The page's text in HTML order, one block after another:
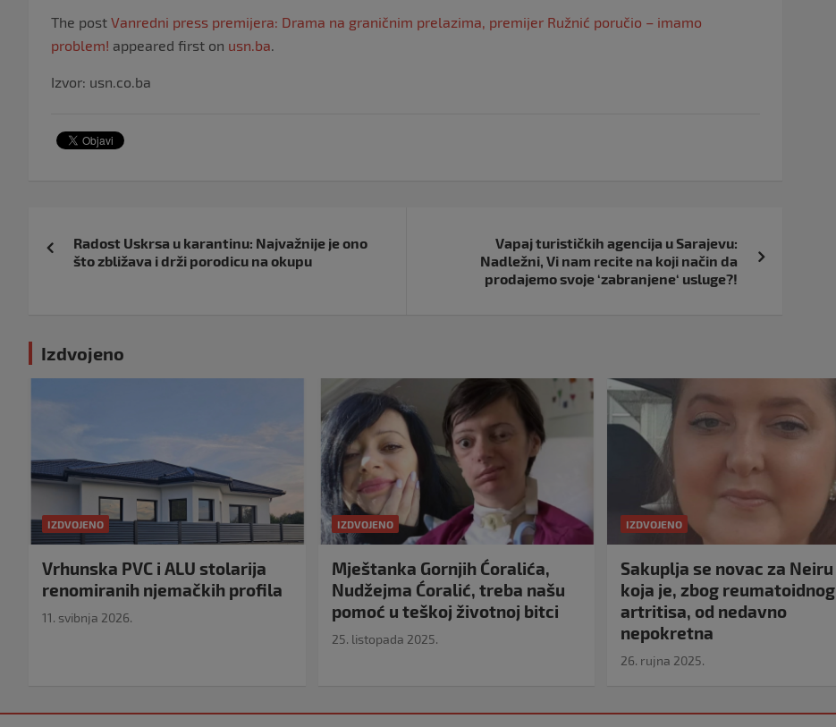
The post Vanredni press premijera: Drama na graničnim prelazima, premijer Ružnić poručio – imamo
problem! appeared first on usn.ba.
Izvor: usn.co.ba
objava
Radost Uskrsa u karantinu: Najvažnije je ono
što zbližava i drži porodicu na okupu
Vapaj turističkih agencija u Sarajevu:
Nadležni, Vi nam recite na koji način da
prodajemo svoje ‘zabranjene‘ usluge?!
Izdvojeno
IZDVOJENO
Vrhunska PVC i ALU stolarija
renomiranih njemačkih profila
11. svibnja 2026.
IZDVOJENO
Mještanka Gornjih Ćoralića,
Nudžejma Ćoralić, treba našu
pomoć u teškoj životnoj bitci
25. listopada 2025.
IZDVOJENO
Sakuplja se novac za Neiru
koja je, zbog reumatoidnog
artritisa, od nedavno
nepokretna
26. rujna 2025.